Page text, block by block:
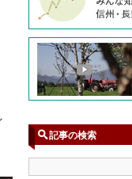
記事の検索